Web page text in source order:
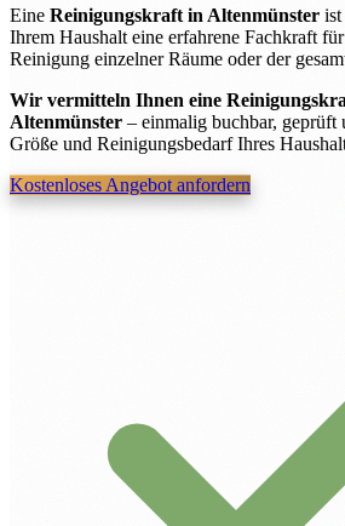
Eine Reinigungskraft in Altenmünster
Ihrem Haushalt eine erfahrene Fachkraft
Reinigung einzelner Räume oder der
Wir vermitteln Ihnen eine
Altenmünster – einmalig buchbar, geprüft
Größe und Reinigungsbedarf Ihres
Kostenloses Angebot anfordern